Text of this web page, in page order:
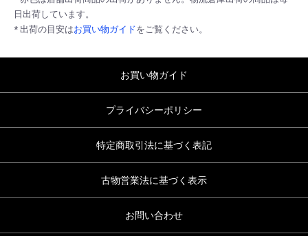
日出荷しています。
* 出荷の目安はお買い物ガイドをご覧ください。
お買い物ガイド
プライバシーポリシー
特定商取引法に基づく表記
古物営業法に基づく表示
お問い合わせ